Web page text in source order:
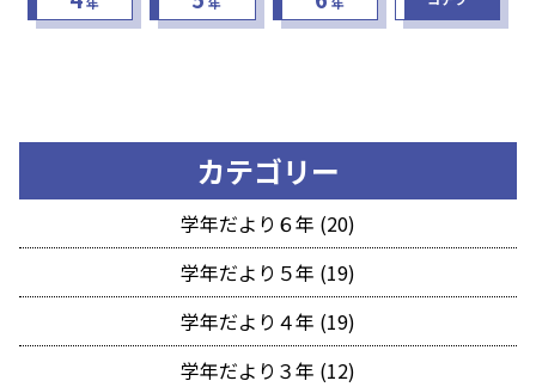
カテゴリー
学年だより６年 (20)
学年だより５年 (19)
学年だより４年 (19)
学年だより３年 (12)